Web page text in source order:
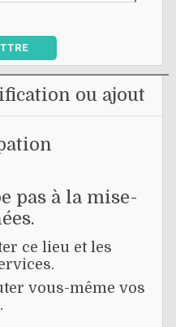
ou ajout
pas à la mise-
ce lieu et les
vous-même vos
.